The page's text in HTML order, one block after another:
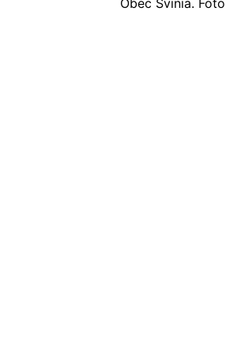
Obec Svinia.